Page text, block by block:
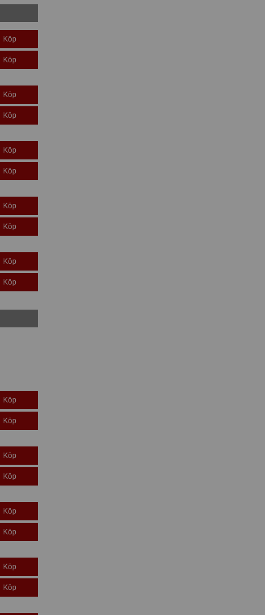
Köp
Köp
Köp
Köp
Köp
Köp
Köp
Köp
Köp
Köp
Köp
Köp
Köp
Köp
Köp
Köp
Köp
Köp